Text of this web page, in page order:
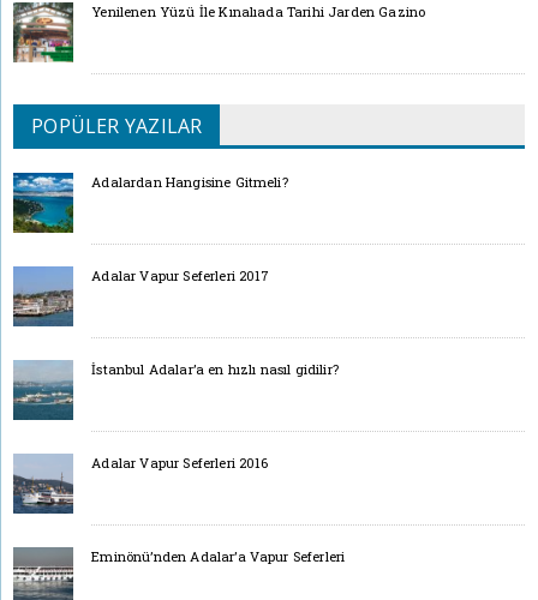
Yenilenen Yüzü İle Kınalıada Tarihi Jarden Gazino
POPÜLER YAZILAR
Adalardan Hangisine Gitmeli?
Adalar Vapur Seferleri 2017
İstanbul Adalar’a en hızlı nasıl gidilir?
Adalar Vapur Seferleri 2016
Eminönü’nden Adalar’a Vapur Seferleri